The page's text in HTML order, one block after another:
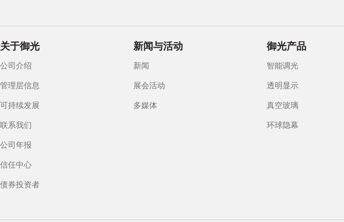
关于御光
公司介绍
管理层信息
可持续发展
联系我们
公司年报
信任中心
债券投资者
新闻与活动
新闻
展会活动
多媒体
御光产品
智能调光
透明显示
真空玻璃
环球隐幕